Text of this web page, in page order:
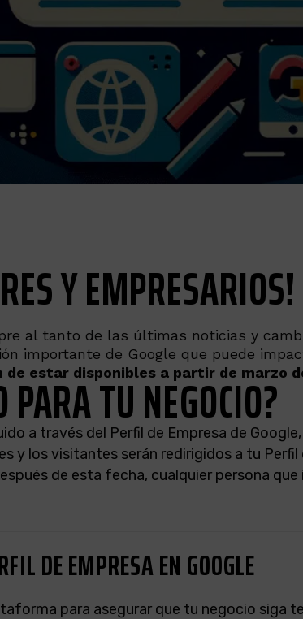
Y EMPRESARIOS!
al tanto de las últimas noticias y
importante de Google que puede
de estar disponibles a partir de marzo
TU NEGOCIO?
a través del Perfil de Empresa de
y los visitantes serán redirigidos a tu
de esta fecha, cualquier persona
DE EMPRESA EN GOOGLE
para asegurar que tu negocio siga